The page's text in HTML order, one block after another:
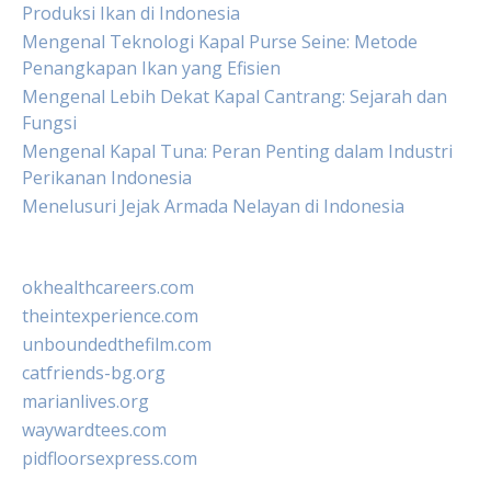
Produksi Ikan di Indonesia
Mengenal Teknologi Kapal Purse Seine: Metode
Penangkapan Ikan yang Efisien
Mengenal Lebih Dekat Kapal Cantrang: Sejarah dan
Fungsi
Mengenal Kapal Tuna: Peran Penting dalam Industri
Perikanan Indonesia
Menelusuri Jejak Armada Nelayan di Indonesia
okhealthcareers.com
theintexperience.com
unboundedthefilm.com
catfriends-bg.org
marianlives.org
waywardtees.com
pidfloorsexpress.com